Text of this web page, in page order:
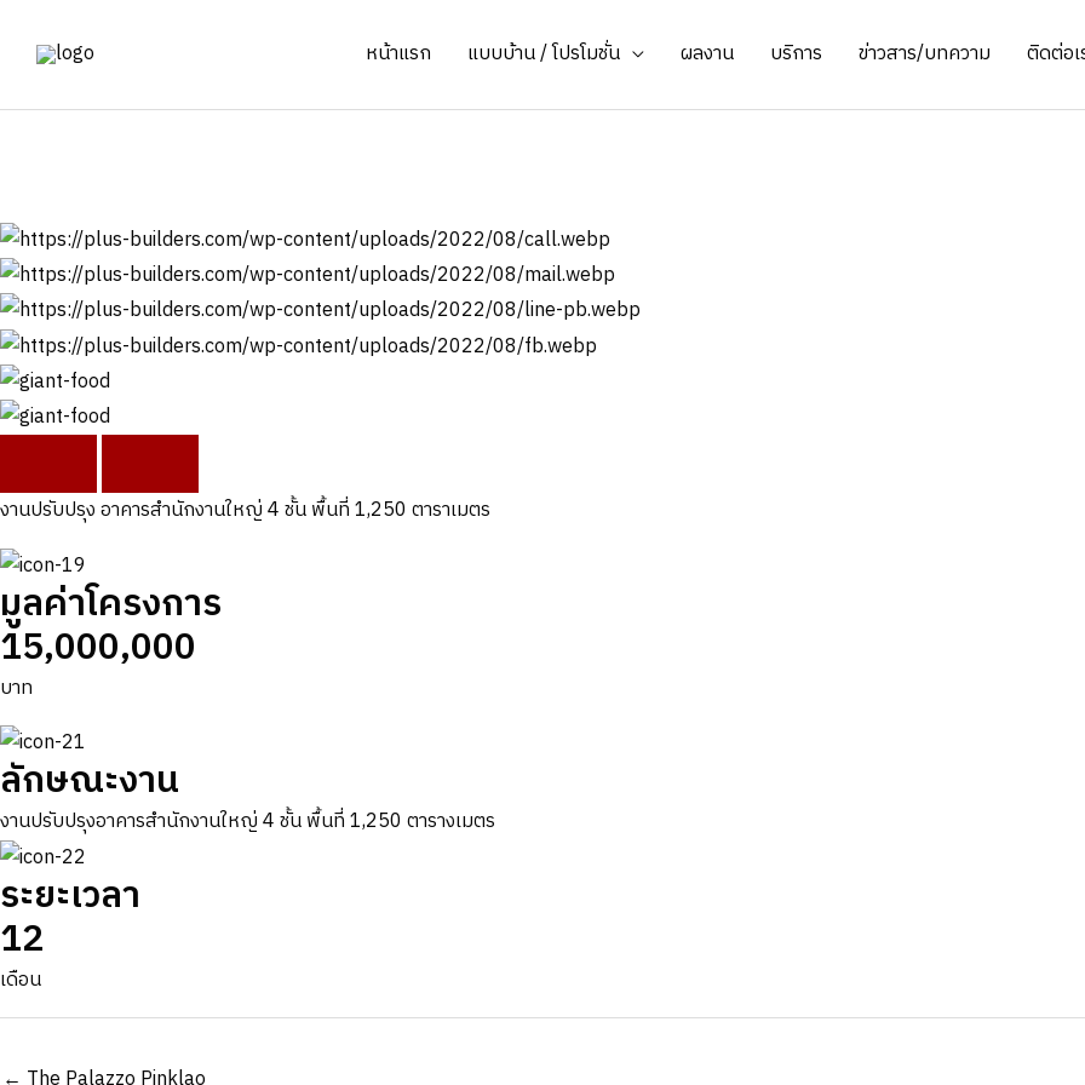
หน้าแรก แบบบ้าน / โปรโมชั่น ผลงาน บริการ ข่าวสาร/บทความ ติดต่อเ
งานปรับปรุง อาคารสำนักงานใหญ่ 4 ชั้น พื้นที่ 1,250 ตาราเมตร
มูลค่าโครงการ
15,000,000
บาท
ลักษณะงาน
งานปรับปรุงอาคารสำนักงานใหญ่ 4 ชั้น พื้นที่ 1,250 ตารางเมตร
ระยะเวลา
12
เดือน
Posts